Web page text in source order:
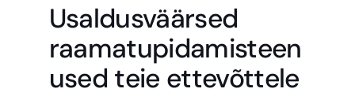
Usaldusväärsed
raamatupidamisteen
used teie ettevõttele